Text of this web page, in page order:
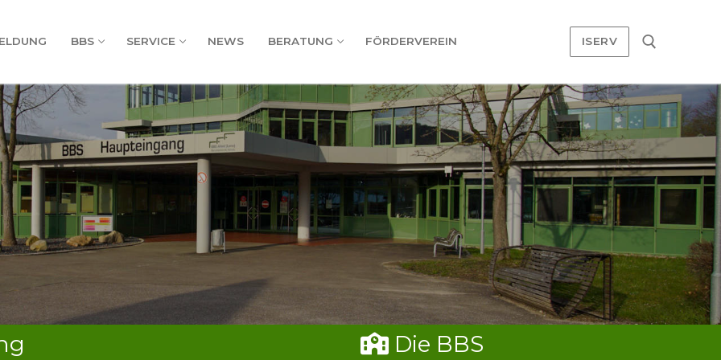
BBS SERVICE NEWS BERATUNG FÖRDERVEREIN ISERV
Suchen nach:
Die BBS